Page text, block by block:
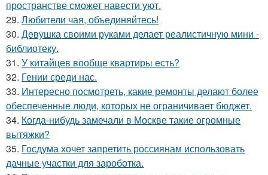
пространстве сможет навести уют.
29. Любители чая, объединяйтесь!
30. Девушка своими руками делает реалистичную мини -
библиотеку.
31. У китайцев вообще квартиры есть?
32. Гении среди нас.
33. Интересно посмотреть, какие ремонты делают более
обеспеченные люди, которых не ограничивает бюджет.
34. Когда-нибудь замечали в Москве такие огромные
вытяжки?
35. Госдума хочет запретить россиянам использовать
дачные участки для зароботка.